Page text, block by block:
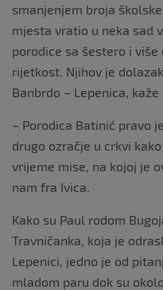
smanjenjem broja
mjesta vratio u neka sad
porodice sa šestero i
rijetkost. Njihov je
Banbrdo – Lepenica,
– Porodica Batinić pravo
drugo ozračje u crkvi
vrijeme mise, na kojoj je
nam fra Ivica.
Kako su Paul rodom
Travničanka, koja je
Lepenici, jedno je od
mladom paru dok su